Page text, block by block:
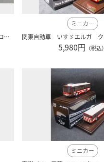
ジェイアールバス東北 三菱ふそう エアロスター 1/80 アドウイング製 AW-044
ミニカー
5,980円 （税込）
ミニカー